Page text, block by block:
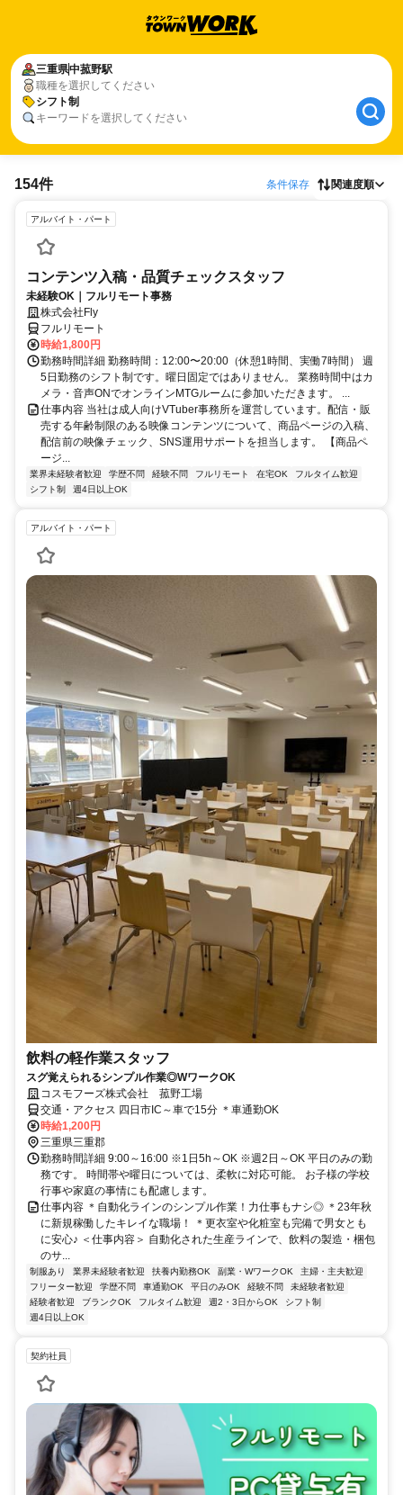
三重県中菰野駅
職種を選択してください
シフト制
キーワードを選択してください
154件 条件保存 関連度順
アルバイト・パート
コンテンツ入稿・品質チェックスタッフ
未経験OK｜フルリモート事務
株式会社Fly
フルリモート
時給1,800円
勤務時間詳細 勤務時間：12:00〜20:00（休憩1時間、実働7時間） 週
5日勤務のシフト制です。曜日固定ではありません。 業務時間中はカ
メラ・音声ONでオンラインMTGルームに参加いただきます。 ...
仕事内容 当社は成人向けVTuber事務所を運営しています。配信・販
売する年齢制限のある映像コンテンツについて、商品ページの入稿、
配信前の映像チェック、SNS運用サポートを担当します。 【商品ペ
ージ...
業界未経験者歓迎 学歴不問 経験不問 フルリモート 在宅OK
フルタイム歓迎
シフト制
週4日以上OK
アルバイト・パート
飲料の軽作業スタッフ
スグ覚えられるシンプル作業◎WワークOK
コスモフーズ株式会社 菰野工場
交通・アクセス 四日市IC～車で15分 ＊車通勤OK
時給1,200円
三重県三重郡
勤務時間詳細 9:00～16:00 ※1日5h～OK ※週2日～OK 平日のみの勤
務です。 時間帯や曜日については、柔軟に対応可能。 お子様の学校
行事や家庭の事情にも配慮します。
仕事内容 ＊自動化ラインのシンプル作業！力仕事もナシ◎ ＊23年秋
に新規稼働したキレイな職場！ ＊更衣室や化粧室も完備で男女とも
に安心♪ ＜仕事内容＞ 自動化された生産ラインで、飲料の製造・梱包
のサ...
制服あり 業界未経験者歓迎 扶養内勤務OK 副業・WワークOK
主婦・主夫歓迎
フリーター歓迎
学歴不問 車通勤OK 平日のみOK 経験不問
未経験者歓迎
経験者歓迎
ブランクOK フルタイム歓迎 週2・3日からOK
シフト制
週4日以上OK
契約社員